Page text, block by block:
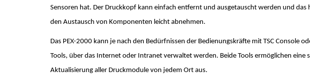
Sensoren hat. Der Druckkopf kann einfach entfernt und ausgetauscht werden und das
den Austausch von Komponenten leicht abnehmen.
Das PEX-2000 kann je nach den Bedürfnissen der Bedienungskräfte mit TSC Console
Tools, über das Internet oder Intranet verwaltet werden. Beide Tools ermöglichen eine
Aktualisierung aller Druckmodule von jedem Ort aus.